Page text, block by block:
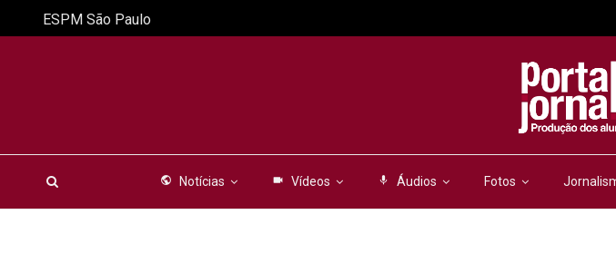
public Notícias videocam Vídeos mic Áudios Fotos
ESPM São Paulo